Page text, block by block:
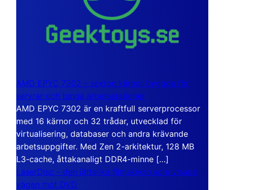
AMD EPYC 7302 – sexton kärnor byggda för
servrar och tunga arbetsstationer
AMD EPYC 7302 är en kraftfull serverprocessor
med 16 kärnor och 32 trådar, utvecklad för
virtualisering, databaser och andra krävande
arbetsuppgifter. Med Zen 2-arkitektur, 128 MB
L3-cache, åttakanaligt DDR4-minne […]
LaserDisc – den jättelika filmskivan som visade
vägen mot DVD